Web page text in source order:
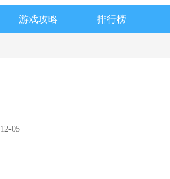
游戏攻略 排行榜
05